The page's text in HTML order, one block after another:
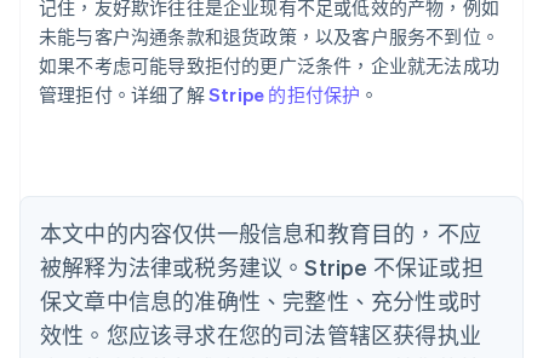
记住，友好欺诈往往是企业现有不足或低效的产物，例如
未能与客户沟通条款和退货政策，以及客户服务不到位。
如果不考虑可能导致拒付的更广泛条件，企业就无法成功
管理拒付。详细了解Stripe 的拒付保护 。
本文中的内容仅供一般信息和教育目的，不应
被解释为法律或税务建议。Stripe 不保证或担
保文章中信息的准确性、完整性、充分性或时
效性。您应该寻求在您的司法管辖区获得执业
巴西
PortuguêsEnglish
保加利亚
English
比利时
丹麦
English
德国
DeutschEnglish
法国